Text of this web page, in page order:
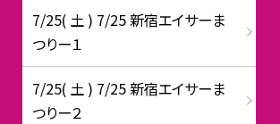
7/25( 土 ) 7/25 新宿エイサーま
つりー１
7/25( 土 ) 7/25 新宿エイサーま
つりー２